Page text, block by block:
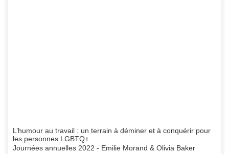
L’humour au travail : un terrain à déminer et à conquérir pour
les personnes LGBTQ+
Journées annuelles 2022 - Emilie Morand & Olivia Baker